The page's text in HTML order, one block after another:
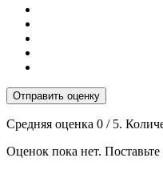
Отправить оценку
Средняя оценка 0 / 5.
Оценок пока нет.